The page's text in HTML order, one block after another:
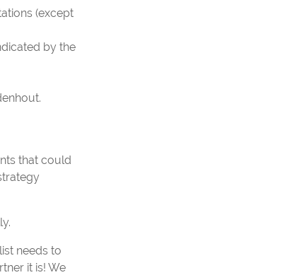
(except
by the
that could
needs to
it is! We